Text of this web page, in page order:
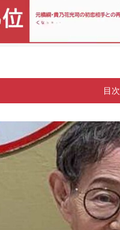
目次
ー 食事、睡眠と“気力”